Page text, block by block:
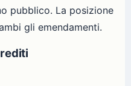
pubblico. La posizione
gli emendamenti.